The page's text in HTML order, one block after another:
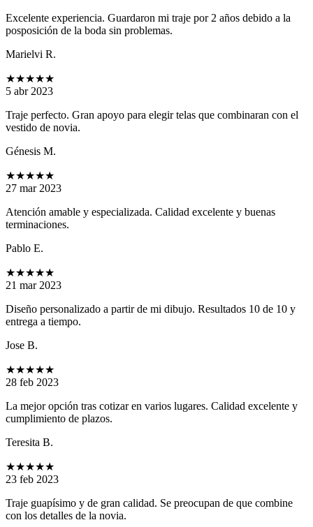
Excelente experiencia. Guardaron mi traje por 2 años debido a la
posposición de la boda sin problemas.
Marielvi R.
★★★★★
5 abr 2023
Traje perfecto. Gran apoyo para elegir telas que combinaran con el
vestido de novia.
Génesis M.
★★★★★
27 mar 2023
Atención amable y especializada. Calidad excelente y buenas
terminaciones.
Pablo E.
★★★★★
21 mar 2023
Diseño personalizado a partir de mi dibujo. Resultados 10 de 10 y
entrega a tiempo.
Jose B.
★★★★★
28 feb 2023
La mejor opción tras cotizar en varios lugares. Calidad excelente y
cumplimiento de plazos.
Teresita B.
★★★★★
23 feb 2023
Traje guapísimo y de gran calidad. Se preocupan de que combine
con los detalles de la novia.